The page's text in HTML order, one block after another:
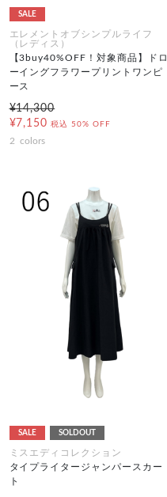
SALE
エレメントオブシンプルライフ
（レディス）
【3buy40%OFF！対象商品】ドロ
ーイングフラワープリントワンピ
ース
¥14,300
¥7,150 税込 50% OFF
2 colors
SALE SOLDOUT
ミスエディコレクション
タイプライタージャンパースカー
ト